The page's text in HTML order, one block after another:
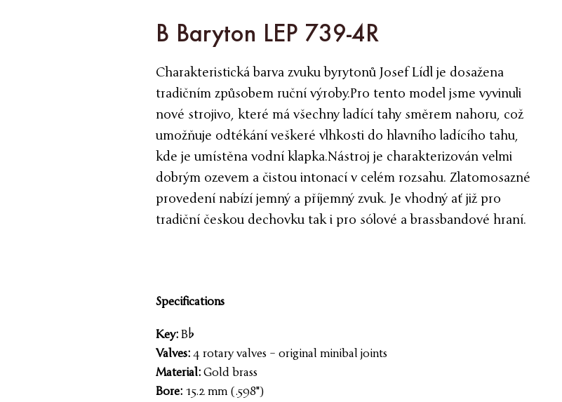
B Baryton LEP 739-4R
Charakteristická barva zvuku byrytonů Josef Lídl je dosažena
tradičním způsobem ruční výroby.Pro tento model jsme vyvinuli
nové strojivo, které má všechny ladící tahy směrem nahoru, což
umožňuje odtékání veškeré vlhkosti do hlavního ladícího tahu,
kde je umístěna vodní klapka.Nástroj je charakterizován velmi
dobrým ozevem a čistou intonací v celém rozsahu. Zlatomosazné
provedení nabízí jemný a příjemný zvuk. Je vhodný ať již pro
tradiční českou dechovku tak i pro sólové a brassbandové hraní.
Specifications
Key: B%
Valves: 4 rotary valves – original minibal joints
Material: Gold brass
Bore: 15.2 mm (.598")